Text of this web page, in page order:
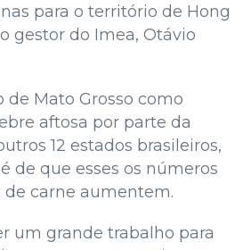
para o território de Hong
gestor do Imea, Otávio
de Mato Grosso como
aftosa por parte da
12 estados brasileiros,
de que esses os números
de carne aumentem.
um grande trabalho para